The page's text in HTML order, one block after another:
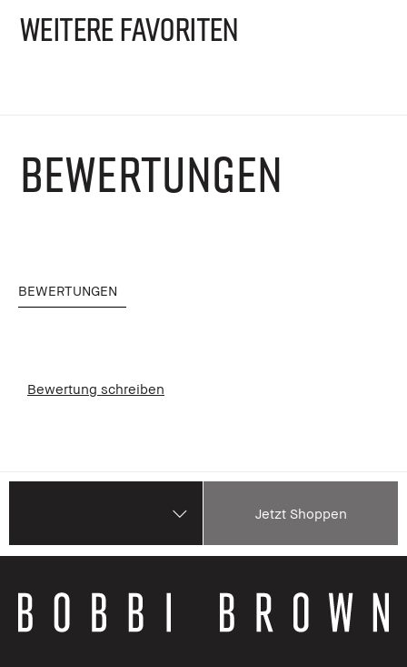
WEITERE FAVORITEN
BEWERTUNGEN
BEWERTUNGEN
Bewertung schreiben
Jetzt Shoppen